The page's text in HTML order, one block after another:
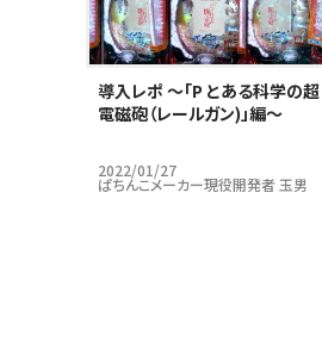
導入レポ ～「P とある科学の超
電磁砲（レールガン)」編～
2022/01/27
ぱちんこメーカー現役開発者 玉男